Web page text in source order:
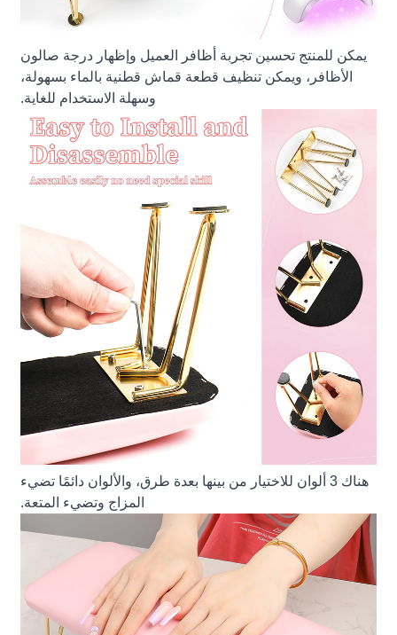
يمكن للمنتج تحسين تجربة أظافر العميل وإظهار درجة صالون
الأظافر، ويمكن تنظيف قطعة قماش قطنية بالماء بسهولة،
وسهلة الاستخدام للغاية.
هناك 3 ألوان للاختيار من بينها بعدة طرق، والألوان دائمًا تضيء
المزاج وتضيء المتعة.